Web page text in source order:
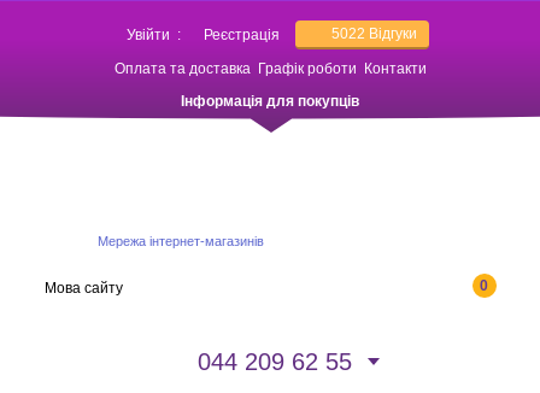
Увійти : Реєстрація 5022 Відгуки
Оплата та доставка Графік роботи
Контакти
Інформація для покупців
Мережа інтернет-магазинів
0
Мова сайту
044 209 62 55